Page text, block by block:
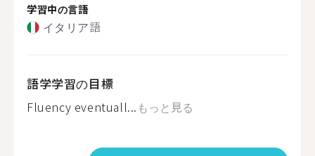
学習中の言語
イタリア語
語学学習の目標
Fluency eventuall... もっと見る